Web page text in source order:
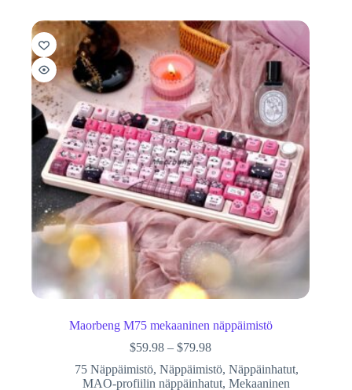
Maorbeng M75 mekaaninen näppäimistö
$59.98 – $79.98
75 Näppäimistö, Näppäimistö, Näppäinhatut,
MAO-profiilin näppäinhatut,Mekaaninen